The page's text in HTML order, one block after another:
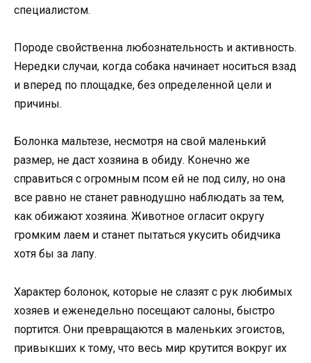
специалистом.
Породе свойственна любознательность и активность.
Нередки случаи, когда собака начинает носиться взад
и вперед по площадке, без определенной цели и
причины.
Болонка мальтезе, несмотря на свой маленький
размер, не даст хозяина в обиду. Конечно же
справиться с огромным псом ей не под силу, но она
все равно не станет равнодушно наблюдать за тем,
как обижают хозяина. Животное огласит округу
громким лаем и станет пытаться укусить обидчика
хотя бы за лапу.
Характер болонок, которые не слазят с рук любимых
хозяев и еженедельно посещают салоны, быстро
портится. Они превращаются в маленьких эгоистов,
привыкших к тому, что весь мир крутится вокруг их